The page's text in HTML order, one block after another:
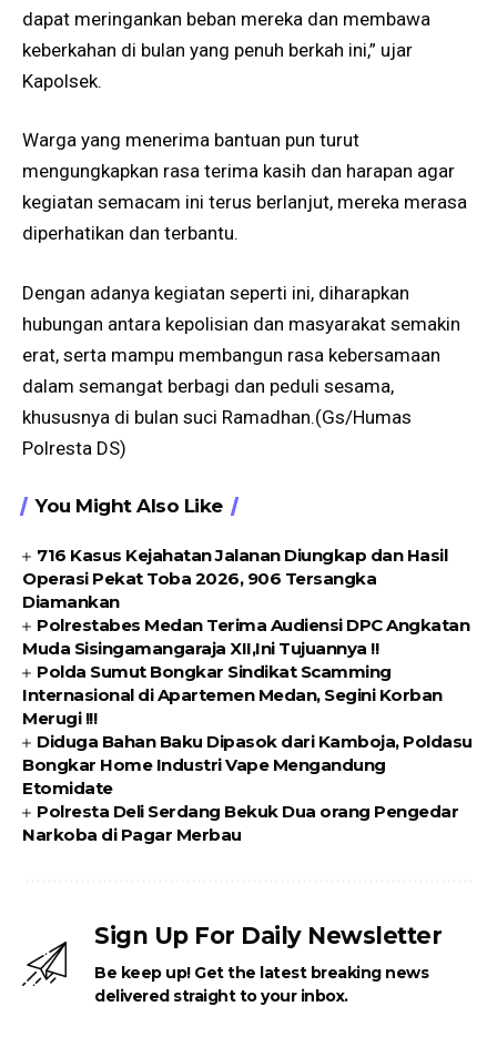
dapat meringankan beban mereka dan membawa
keberkahan di bulan yang penuh berkah ini,” ujar
Kapolsek.
Warga yang menerima bantuan pun turut
mengungkapkan rasa terima kasih dan harapan agar
kegiatan semacam ini terus berlanjut, mereka merasa
diperhatikan dan terbantu.
Dengan adanya kegiatan seperti ini, diharapkan
hubungan antara kepolisian dan masyarakat semakin
erat, serta mampu membangun rasa kebersamaan
dalam semangat berbagi dan peduli sesama,
khususnya di bulan suci Ramadhan.(Gs/Humas
Polresta DS)
You Might Also Like
716 Kasus Kejahatan Jalanan Diungkap dan Hasil
Operasi Pekat Toba 2026, 906 Tersangka
Diamankan
Polrestabes Medan Terima Audiensi DPC Angkatan
Muda Sisingamangaraja XII,Ini Tujuannya !!
Polda Sumut Bongkar Sindikat Scamming
Internasional di Apartemen Medan, Segini Korban
Merugi !!!
Diduga Bahan Baku Dipasok dari Kamboja, Poldasu
Bongkar Home Industri Vape Mengandung
Etomidate
Polresta Deli Serdang Bekuk Dua orang Pengedar
Narkoba di Pagar Merbau
Sign Up For Daily Newsletter
Be keep up! Get the latest breaking news
delivered straight to your inbox.